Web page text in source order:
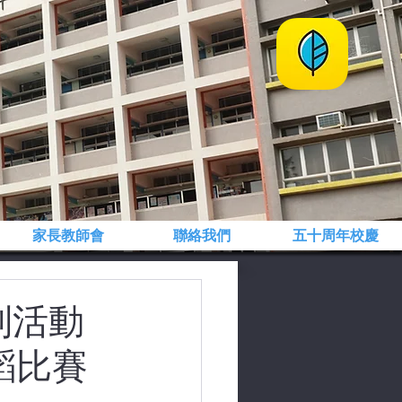
家長教師會 聯絡我們 五十周年校慶
活動
比賽